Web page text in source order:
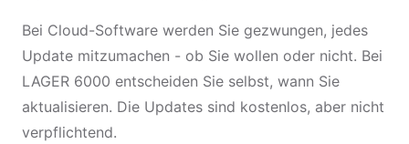
Bei Cloud-Software werden Sie gezwungen, jedes
Update mitzumachen - ob Sie wollen oder nicht. Bei
LAGER 6000 entscheiden Sie selbst, wann Sie
aktualisieren. Die Updates sind kostenlos, aber nicht
verpflichtend.